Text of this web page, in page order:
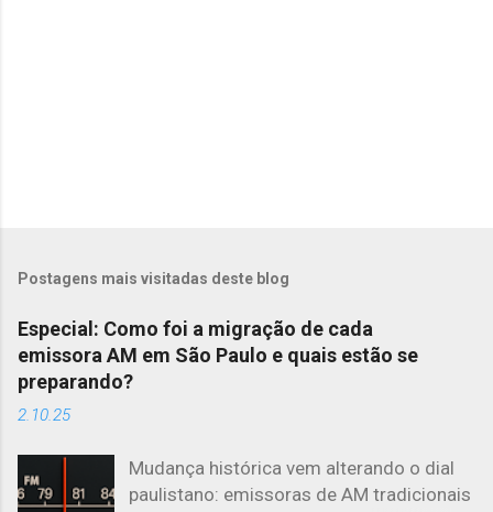
Postagens mais visitadas deste blog
Especial: Como foi a migração de cada
emissora AM em São Paulo e quais estão se
preparando?
2.10.25
Mudança histórica vem alterando o dial
paulistano: emissoras de AM tradicionais